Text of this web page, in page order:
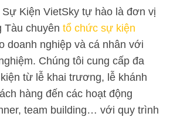
Kiện VietSky tự hào là đơn vị
Tàu chuyên tổ chức sự kiện
doanh nghiệp và cá nhân với
Chúng tôi cung cấp đa
từ lễ khai trương, lễ khánh
hàng đến các hoạt động
team building… với quy trình